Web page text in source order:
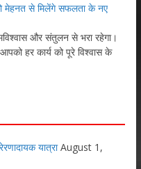
मेहनत से मिलेंगे सफलता के नए
और संतुलन से भरा रहेगा।
हर कार्य को पूरे विश्वास के
यात्रा August 1,